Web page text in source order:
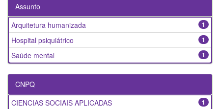
Assunto
1
Arquitetura humanizada
1
Hospital psiquiátrico
1
Saúde mental
CNPQ
1
CIENCIAS SOCIAIS APLICADAS